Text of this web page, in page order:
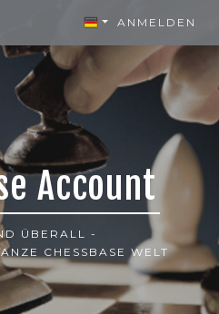
ANMELDEN
Account
ÜBERALL -
CHESSBASE WELT